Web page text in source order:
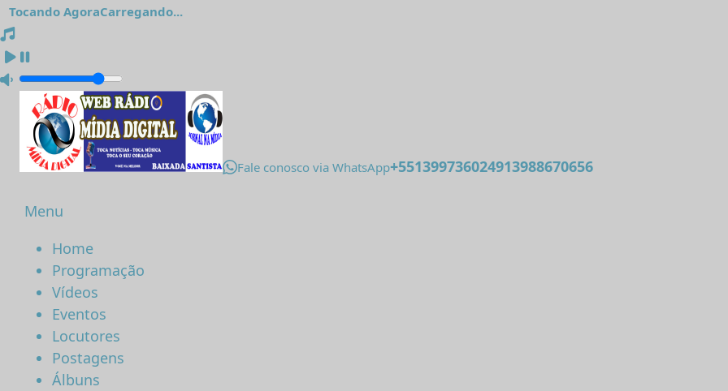
Tocando AgoraCarregando...
Fale conosco via WhatsApp+551399736024913988670656
Menu
Home
Programação
Vídeos
Eventos
Locutores
Postagens
Álbuns